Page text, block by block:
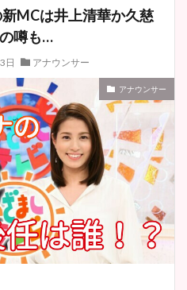
新MCは井上清華か久慈
噂も…
日 アナウンサー
アナウンサー